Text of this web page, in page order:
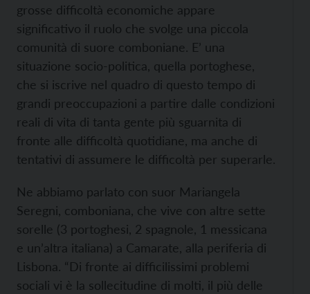
grosse difficoltà economiche appare
significativo il ruolo che svolge una piccola
comunità di suore comboniane. E’ una
situazione socio-politica, quella portoghese,
che si iscrive nel quadro di questo tempo di
grandi preoccupazioni a partire dalle condizioni
reali di vita di tanta gente più sguarnita di
fronte alle difficoltà quotidiane, ma anche di
tentativi di assumere le difficoltà per superarle.
Ne abbiamo parlato con suor Mariangela
Seregni, comboniana, che vive con altre sette
sorelle (3 portoghesi, 2 spagnole, 1 messicana
e un’altra italiana) a Camarate, alla periferia di
Lisbona. “Di fronte ai difficilissimi problemi
sociali vi è la sollecitudine di molti, il più delle